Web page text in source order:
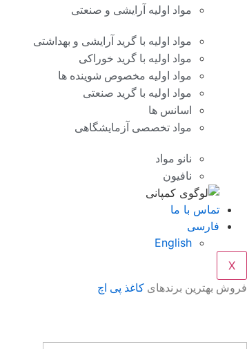
مواد اولیه آرایشی و صنعتی
مواد اولیه با گرید آرایشی و بهداشتی
مواد اولیه با گرید خوراکی
مواد اولیه مخصوص شوینده ها
مواد اولیه با گرید صنعتی
اسانس ها
مواد تخصصی آزمایشگاهی
نانو مواد
نافیون
تماس با ما
فارسی
English
X
فروش بهترین برندهای کاغذ پی اچ